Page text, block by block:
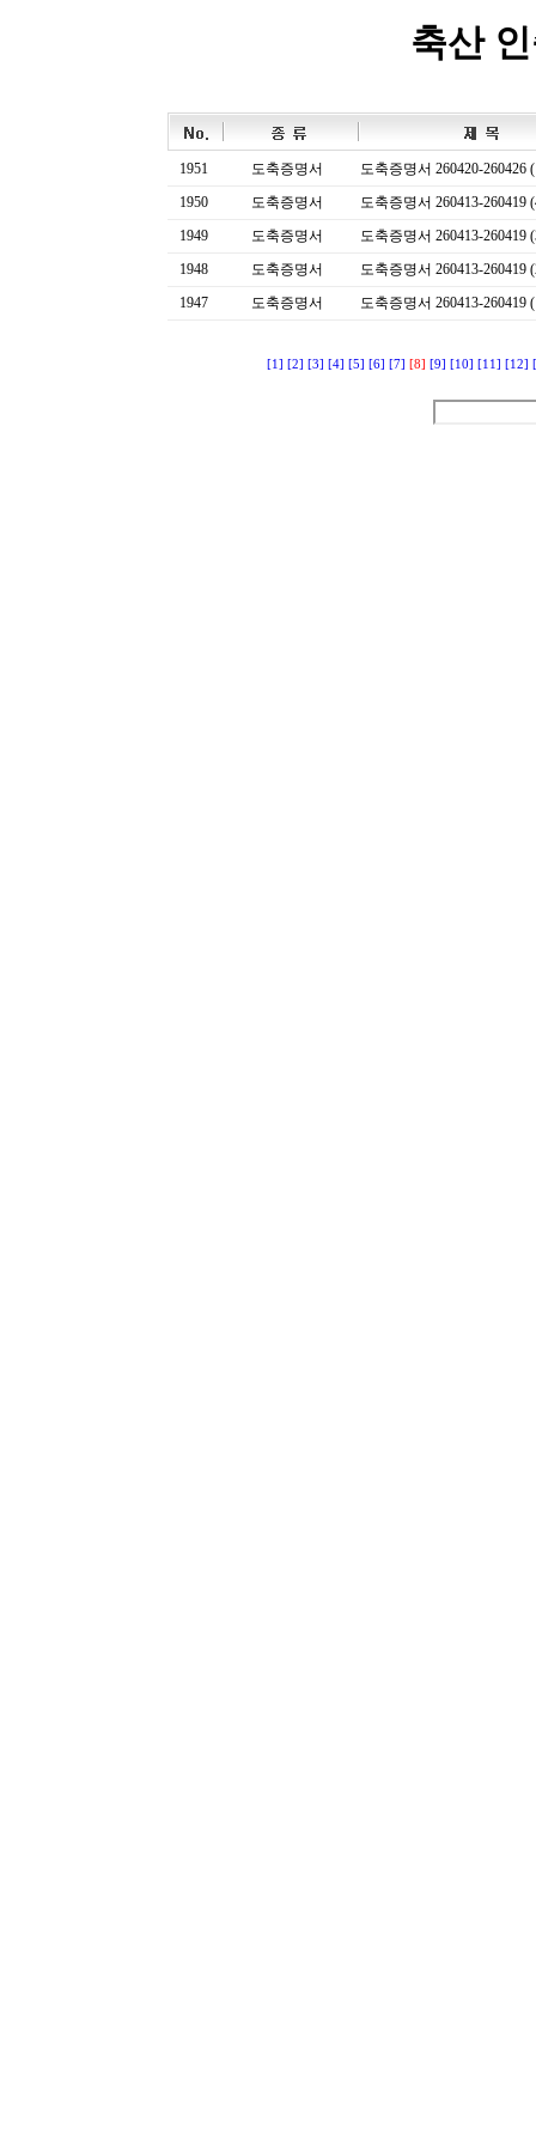
축산
1951 도축증명서
도축증명서 260420-260426
1950
도축증명서
도축증명서 260413-260419
1949
도축증명서
도축증명서 260413-260419
1948
도축증명서
도축증명서 260413-260419
1947
도축증명서 도축증명서 260413-260419
[1] [2] [3] [4] [5] [6] [7] [8] [9] [10] [11] [12]